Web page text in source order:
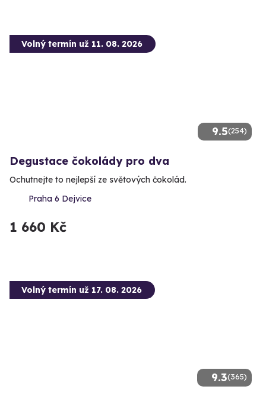
9.5(254)
Volný termín už 11. 08. 2026
Degustace čokolády pro dva
Ochutnejte to nejlepší ze světových čokolád.
Praha 6 Dejvice
1 660 Kč
9.3(365)
Volný termín už 17. 08. 2026